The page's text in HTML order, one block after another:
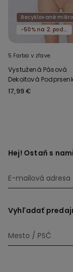
Recyklované
-50% na 2. podprsenku
5 Farba v zľave
Vystužená Pásová
Dekoltová
Recyklovaného
17,99 €
Hej! Ostaň s
Vyhľadať